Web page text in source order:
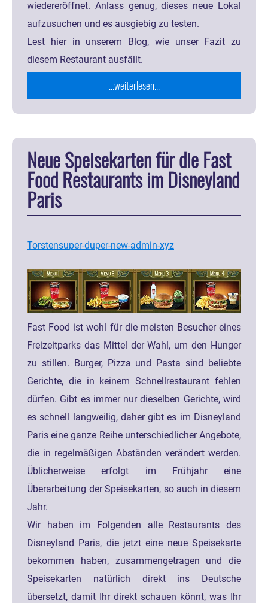
wiedereröffnet. Anlass genug, dieses neue Lokal
aufzusuchen und es ausgiebig zu testen.
Lest hier in unserem Blog, wie unser Fazit zu
diesem Restaurant ausfällt.
...weiterlesen...
Neue Speisekarten für die Fast
Food Restaurants im Disneyland
Paris
Torstensuper-duper-new-admin-xyz
Fast Food ist wohl für die meisten Besucher eines
Freizeitparks das Mittel der Wahl, um den Hunger
zu stillen. Burger, Pizza und Pasta sind beliebte
Gerichte, die in keinem Schnellrestaurant fehlen
dürfen. Gibt es immer nur dieselben Gerichte, wird
es schnell langweilig, daher gibt es im Disneyland
Paris eine ganze Reihe unterschiedlicher Angebote,
die in regelmäßigen Abständen verändert werden.
Üblicherweise erfolgt im Frühjahr eine
Überarbeitung der Speisekarten, so auch in diesem
Jahr.
Wir haben im Folgenden alle Restaurants des
Disneyland Paris, die jetzt eine neue Speisekarte
bekommen haben, zusammengetragen und die
Speisekarten natürlich direkt ins Deutsche
übersetzt, damit Ihr direkt schauen könnt, was Ihr